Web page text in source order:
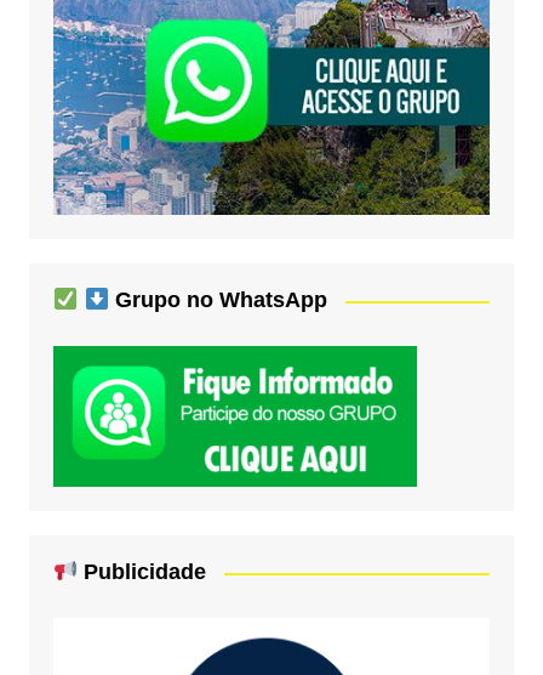
Grupo no WhatsApp
Publicidade